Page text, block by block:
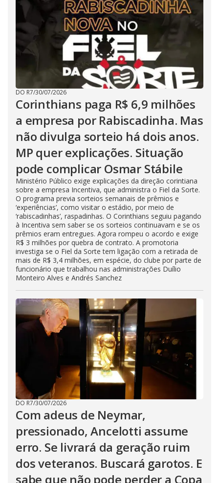
DO R7/30/07/2026
Corinthians paga R$ 6,9 milhões
a empresa por Rabiscadinha. Mas
não divulga sorteio há dois anos.
MP quer explicações. Situação
pode complicar Osmar Stábile
Ministério Público exige explicações da direção corintiana
sobre a empresa Incentiva, que administra o Fiel da Sorte.
O programa previa sorteios semanais de prêmios e
‘experiências’, como visitar o estádio, por meio de
‘rabiscadinhas’, raspadinhas. O Corinthians seguiu pagando
à Incentiva sem saber se os sorteios continuavam e se os
prêmios eram entregues. Agora rompeu o acordo e exige
R$ 3 milhões por quebra de contrato. A promotoria
investiga se o Fiel da Sorte tem ligação com a retirada de
mais de R$ 3,4 milhões, em espécie, do clube por parte de
funcionário que trabalhou nas administrações Duílio
Monteiro Alves e Andrés Sanchez
DO R7/30/07/2026
Com adeus de Neymar,
pressionado, Ancelotti assume
erro. Se livrará da geração ruim
dos veteranos. Buscará garotos. E
sabe que não pode perder a Copa